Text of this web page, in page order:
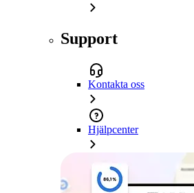
Support
Kontakta oss
Hjälpcenter